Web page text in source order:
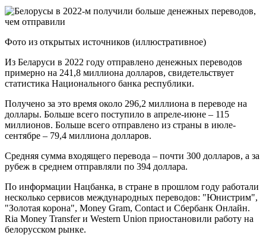
Фото из открытых источников (иллюстративное)
Из Беларуси в 2022 году отправлено денежных переводов
примерно на 241,8 миллиона долларов, свидетельствует
статистика Национального банка республики.
Получено за это время около 296,2 миллиона в переводе на
доллары. Больше всего поступило в апреле-июне – 115
миллионов. Больше всего отправлено из страны в июле-
сентябре – 79,4 миллиона долларов.
Средняя сумма входящего перевода – почти 300 долларов, а за
рубеж в среднем отправляли по 394 доллара.
По информации Нацбанка, в стране в прошлом году работали
несколько сервисов международных переводов: "Юнистрим",
"Золотая корона", Money Gram, Contact и Сбербанк Онлайн.
Ria Money Transfer и Western Union приостановили работу на
белорусском рынке.